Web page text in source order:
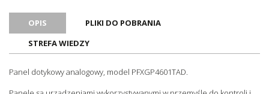
Serial (COM1)
Serial (COM2)
RS-422/485
Oznaczenie CE
Certyfikat ATEX
OPIS
PLIKI DO POBRANIA
STREFA WIEDZY
Panel dotykowy analogowy, model PFXGP4601TAD.